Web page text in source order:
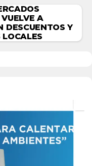
A
DESCUENTOS Y
LOCALES